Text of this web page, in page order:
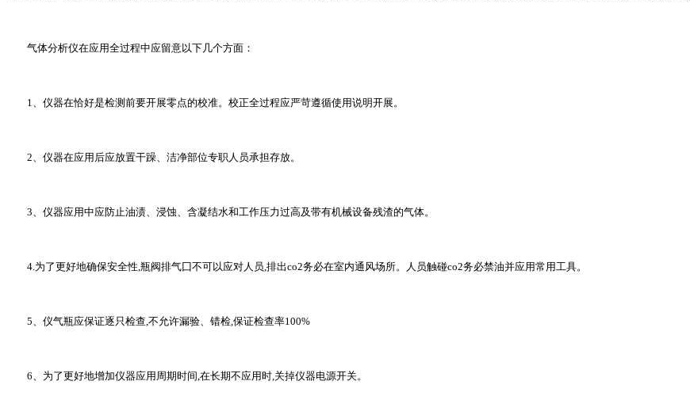
气体分析仪在应用全过程中应留意以下几个方面：
1、仪器在恰好是检测前要开展零点的校准。校正全过程应严苛遵循使用说明开展。
2、仪器在应用后应放置干躁、洁净部位专职人员承担存放。
3、仪器应用中应防止油渍、浸蚀、含凝结水和工作压力过高及带有机械设备残渣的气体。
4.为了更好地确保安全性,瓶阀排气囗不可以应对人员,排出co2务必在室内通风场所。人员触碰co2务必禁油并应用常用工具。
5、仪气瓶应保证逐只检查,不允许漏验、错检,保证检查率100%
6、为了更好地增加仪器应用周期时间,在长期不应用时,关掉仪器电源开关。